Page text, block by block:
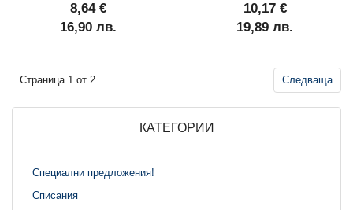
8,64 €
16,90 лв.
10,17 €
19,89 лв.
Страница 1 от 2 Следваща
КАТЕГОРИИ
Специални предложения!
Списания